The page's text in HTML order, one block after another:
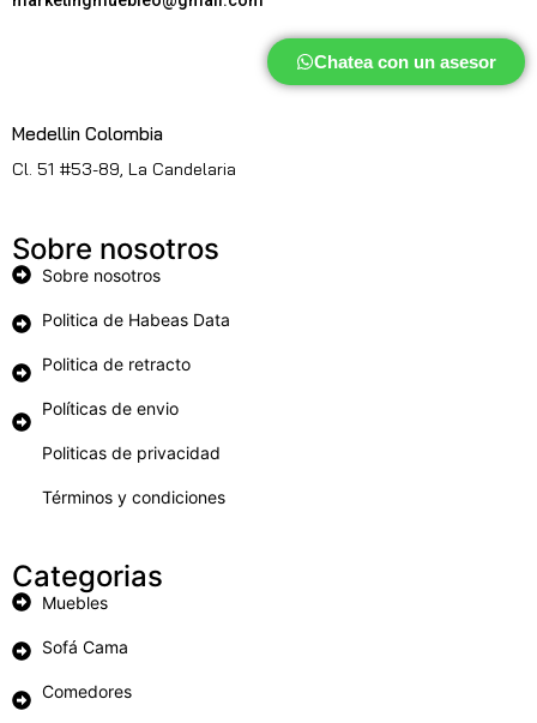
Chatea con un asesor
Medellin Colombia
Cl. 51 #53-89, La Candelaria
Sobre nosotros
Sobre nosotros
Politica de Habeas Data
Politica de retracto
Políticas de envio
Politicas de privacidad
Términos y condiciones
Categorias
Muebles
Sofá Cama
Comedores